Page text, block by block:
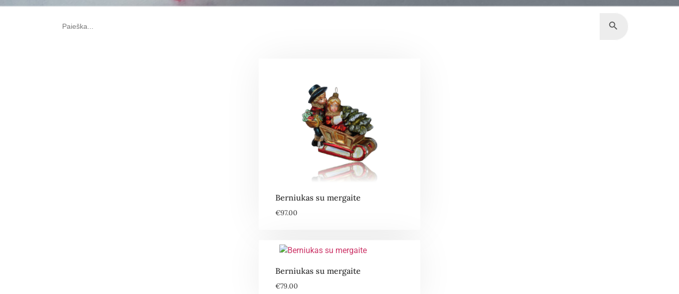
Berniukas su mergaite
€97.00
Berniukas su mergaite
€79.00